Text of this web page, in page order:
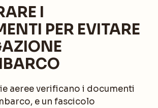
I
PER EVITARE
aeree verificano i documenti
e un fascicolo